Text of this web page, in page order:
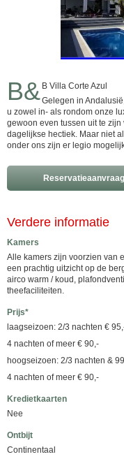
B& B Villa Corte Azul
Gelegen in
u zowel in- als rondom onze
gewoon even tussen uit te
dagelijkse hectiek. Maar niet
onder ons zijn er legio
Reservatieaanvraag
Verdere informatie
Kamers
Alle kamers zijn voorzien van
een prachtig uitzicht op de
airco warm / koud,
theefaciliteiten.
Prijs*
laagseizoen: 2/3 nachten €
4 nachten of meer € 90,-
hoogseizoen: 2/3 nachten &
4 nachten of meer € 90,-
Kredietkaarten
Nee
Ontbijt
Continentaal